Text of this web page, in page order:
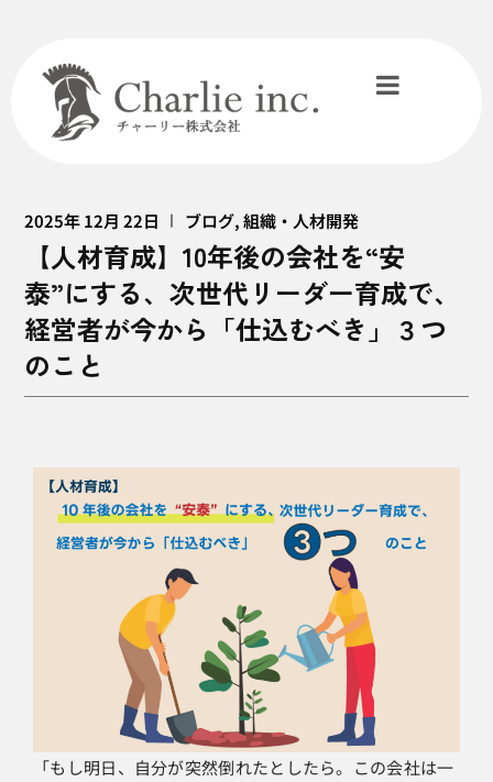
2025年 12月 22日 ブログ,組織・人材開発
【人材育成】10年後の会社を“安
泰”にする、次世代リーダー育成で、
経営者が今から「仕込むべき」３つ
のこと
「もし明日、自分が突然倒れたとしたら。この会社は一